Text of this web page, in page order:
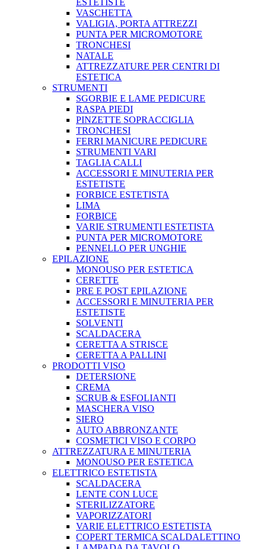
ESTETISTE
VASCHETTA
VALIGIA, PORTA ATTREZZI
PUNTA PER MICROMOTORE
TRONCHESI
NATALE
ATTREZZATURE PER CENTRI DI
ESTETICA
STRUMENTI
SGORBIE E LAME PEDICURE
RASPA PIEDI
PINZETTE SOPRACCIGLIA
TRONCHESI
FERRI MANICURE PEDICURE
STRUMENTI VARI
TAGLIA CALLI
ACCESSORI E MINUTERIA PER
ESTETISTE
FORBICE ESTETISTA
LIMA
FORBICE
VARIE STRUMENTI ESTETISTA
PUNTA PER MICROMOTORE
PENNELLO PER UNGHIE
EPILAZIONE
MONOUSO PER ESTETICA
CERETTE
PRE E POST EPILAZIONE
ACCESSORI E MINUTERIA PER
ESTETISTE
SOLVENTI
SCALDACERA
CERETTA A STRISCE
CERETTA A PALLINI
PRODOTTI VISO
DETERSIONE
CREMA
SCRUB & ESFOLIANTI
MASCHERA VISO
SIERO
AUTO ABBRONZANTE
COSMETICI VISO E CORPO
ATTREZZATURA E MINUTERIA
MONOUSO PER ESTETICA
ELETTRICO ESTETISTA
SCALDACERA
LENTE CON LUCE
STERILIZZATORE
VAPORIZZATORI
VARIE ELETTRICO ESTETISTA
COPERT TERMICA SCALDALETTINO